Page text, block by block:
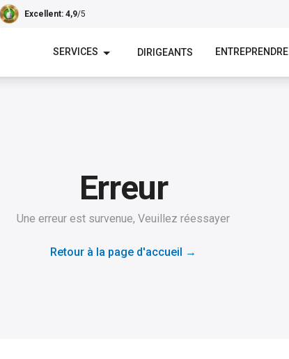
Excellent: 4,9/5
SERVICES DIRIGEANTS ENTREPRENDRE
Erreur
Une erreur est survenue, Veuillez réessayer
Retour à la page d'accueil →